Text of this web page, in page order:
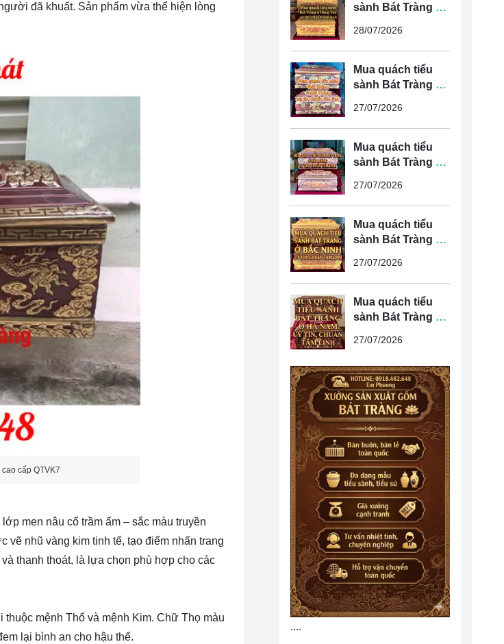
đã khuất. Sản phẩm vừa thể hiện lòng
cấp QTVK7
men nâu cổ trầm ấm – sắc màu truyền
vẽ nhũ vàng kim tinh tế, tạo điểm nhấn trang
thanh thoát, là lựa chọn phù hợp cho các
mệnh Thổ và mệnh Kim. Chữ Thọ màu
lại bình an cho hậu thế.
sành Bát Tràng ở
chuẩn tâm linh
28/07/2026
Mua quách tiểu
sành Bát Tràng ở
chuẩn tâm linh
27/07/2026
Mua quách tiểu
sành Bát Tràng ở
chuẩn tâm linh
27/07/2026
Mua quách tiểu
sành Bát Tràng ở
chuẩn tâm linh
27/07/2026
Mua quách tiểu
sành Bát Tràng ở
chuẩn tâm linh
27/07/2026
....